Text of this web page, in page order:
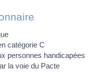
catégorie C
personnes handicapées
la voie du Pacte